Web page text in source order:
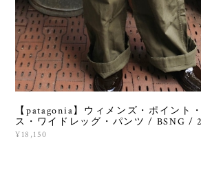
【patagonia】ウィメンズ・ポイント
ス・ワイドレッグ・パンツ / BSNG /
¥18,150